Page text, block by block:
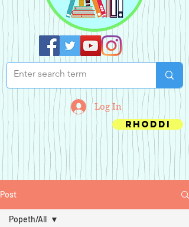
Log In
Rhoddi
Post
Popeth/All